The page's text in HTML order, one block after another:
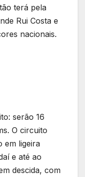
terá pela
Rui Costa e
nacionais.
serão 16
O circuito
em ligeira
e até ao
descida, com